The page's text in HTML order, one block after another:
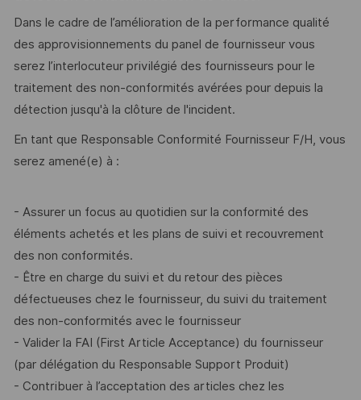
Dans le cadre de l’amélioration de la performance qualité
des approvisionnements du panel de fournisseur vous
serez l’interlocuteur privilégié des fournisseurs pour le
traitement des non-conformités avérées pour depuis la
détection jusqu'à la clôture de l'incident.
En tant que Responsable Conformité Fournisseur F/H, vous
serez amené(e) à :
- Assurer un focus au quotidien sur la conformité des
éléments achetés et les plans de suivi et recouvrement
des non conformités.
- Être en charge du suivi et du retour des pièces
défectueuses chez le fournisseur, du suivi du traitement
des non-conformités avec le fournisseur
- Valider la FAI (First Article Acceptance) du fournisseur
(par délégation du Responsable Support Produit)
- Contribuer à l’acceptation des articles chez les